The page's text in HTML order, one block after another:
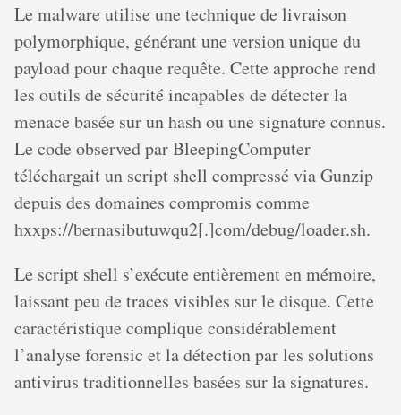
Le malware utilise une technique de livraison
polymorphique, générant une version unique du
payload pour chaque requête. Cette approche rend
les outils de sécurité incapables de détecter la
menace basée sur un hash ou une signature connus.
Le code observed par BleepingComputer
téléchargait un script shell compressé via Gunzip
depuis des domaines compromis comme
hxxps://bernasibutuwqu2[.]com/debug/loader.sh.
Le script shell s’exécute entièrement en mémoire,
laissant peu de traces visibles sur le disque. Cette
caractéristique complique considérablement
l’analyse forensic et la détection par les solutions
antivirus traditionnelles basées sur la signatures.